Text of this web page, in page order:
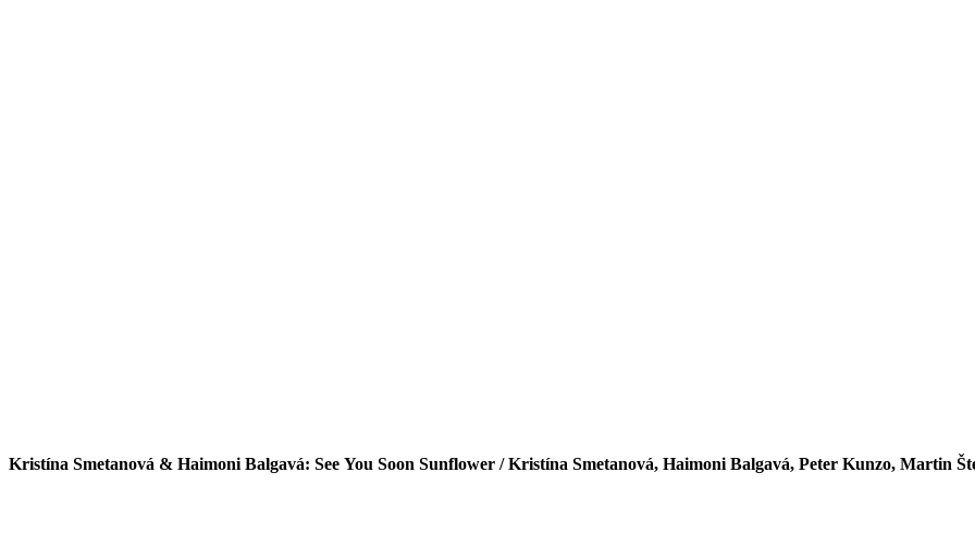
Kristína Smetanová & Haimoni Balgavá: See You Soon Sunflower / Kristína Smetanová, Haimoni Balgavá, Peter Kunzo, Martin